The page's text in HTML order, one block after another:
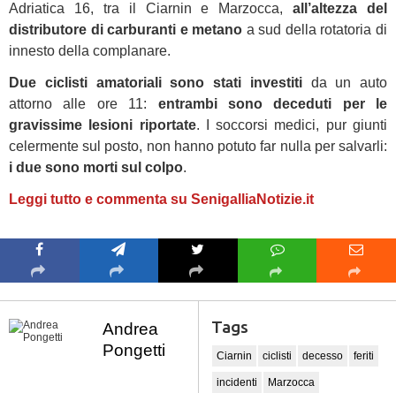
Adriatica 16, tra il Ciarnin e Marzocca,all’altezza del
distributore di carburanti e metano a sud della rotatoria di
innesto della complanare.
Due ciclisti amatoriali sono stati investitida un auto
attorno alle ore 11: entrambi sono deceduti per le
gravissime lesioni riportate. I soccorsi medici, pur giunti
celermente sul posto, non hanno potuto far nulla per salvarli:
i due sono morti sul colpo.
Leggi tutto e commenta su SenigalliaNotizie.it
Andrea
Pongetti
Tags
Ciarnin ciclisti decesso feriti
incidenti Marzocca